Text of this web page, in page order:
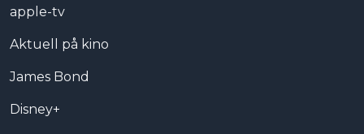
apple-tv
Aktuell på kino
James Bond
Disney+